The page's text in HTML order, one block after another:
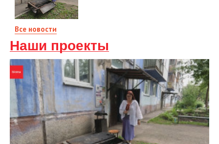
Все новости
Наши проекты